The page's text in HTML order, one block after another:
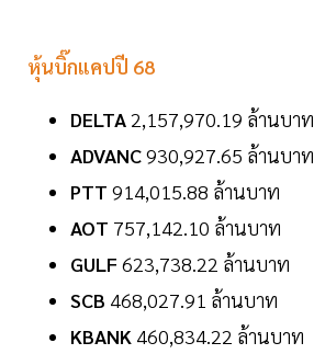
หุ้นบิ๊กแคปปี 68
DELTA2,157,970.19 ล้านบาท
ADVANC930,927.65 ล้านบาท
PTT 914,015.88 ล้านบาท
AOT 757,142.10 ล้านบาท
GULF 623,738.22 ล้านบาท
SCB 468,027.91 ล้านบาท
KBANK 460,834.22 ล้านบาท